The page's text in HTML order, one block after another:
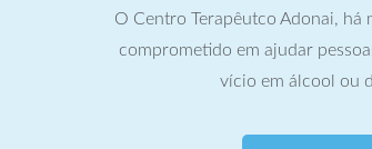
O Centro Terapêutco Adonai, há
comprometido em ajudar
vício em álcool ou